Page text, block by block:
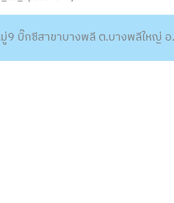
9 บิ๊กซีสาขาบางพลี ต.บางพลีใหญ่